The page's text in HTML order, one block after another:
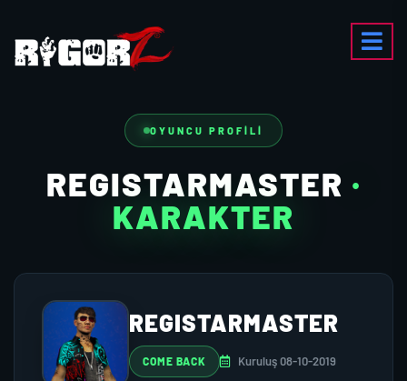
OYUNCU PROFILI
REGISTARMASTER ·
KARAKTER
REGISTARMASTER
COME BACK Kuruluş 08-10-2019